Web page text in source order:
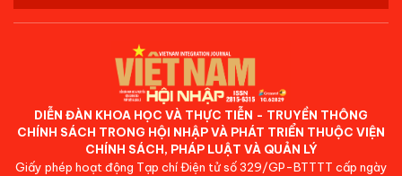
DIỄN ĐÀN KHOA HỌC VÀ THỰC TIỄN - TRUYỀN THÔNG
CHÍNH SÁCH TRONG HỘI NHẬP VÀ PHÁT TRIỂN THUỘC VIỆN
CHÍNH SÁCH, PHÁP LUẬT VÀ QUẢN LÝ
Giấy phép hoạt động Tạp chí Điện tử số 329/GP-BTTTT cấp ngày